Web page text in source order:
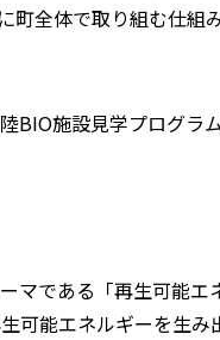
町全体で取り組む仕
施設見学プログラ
マである「再生可能
可能エネルギーを生